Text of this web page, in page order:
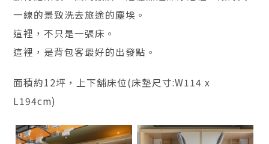
一線的景致洗去旅途的塵埃。
這裡，不只是一張床。
這裡，是背包客最好的出發點。
面積約12坪，上下舖床位(床墊尺寸:W114 x
L194cm)